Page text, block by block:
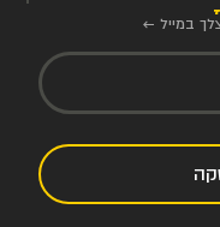
במייל ←